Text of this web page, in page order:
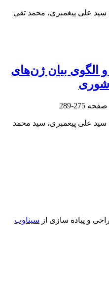
سید علی پیغمبری، محمد تقی
الگوی بیان ژن‌های
275-289
سید علی پیغمبری، سید محمد
و پیاده سازی از سیناوب